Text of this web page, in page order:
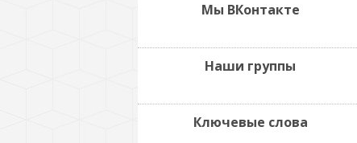
Мы ВКонтакте
Наши группы
Ключевые слова